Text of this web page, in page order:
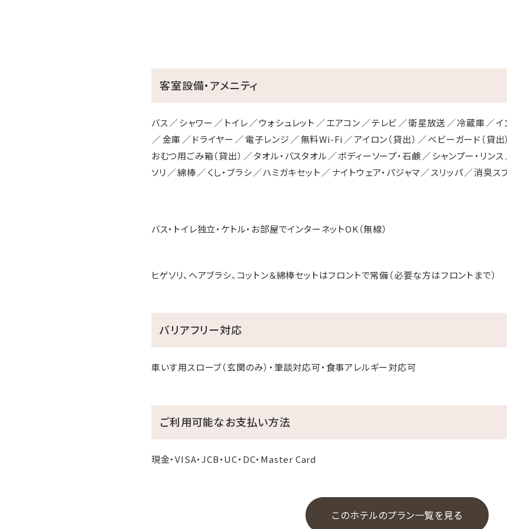
客室設備・アメニティ
バス シャワー トイレ ウォシュレット エアコン テレビ 衛星放送 冷蔵庫 イ
金庫
ドライヤー 電子レンジ 無料Wi-Fi アイロン（貸出） ベビーガード（貸出）
おむつ用ごみ箱（貸出）
タオル・バスタオル ボディーソープ・石鹸 シャンプー・リンス
ソリ
綿棒 くし・ブラシ ハミガキセット ナイトウェア・パジャマ スリッパ 消臭ス
バス・トイレ独立・ケトル・お部屋でインターネットOK（無線）
ヒゲソリ、ヘアブラシ、コットン＆綿棒セットはフロントで常備（必要な方はフロントまで）
バリアフリー対応
車いす用スローブ（玄関のみ）・筆談対応可・食事アレルギー対応可
ご利用可能なお支払い方法
現金・VISA・JCB・UC・DC・Master Card
このホテルのプラン一覧を見る